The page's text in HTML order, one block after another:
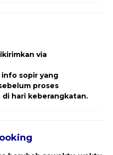
via
info sopir yang
proses
hari keberangkatan.